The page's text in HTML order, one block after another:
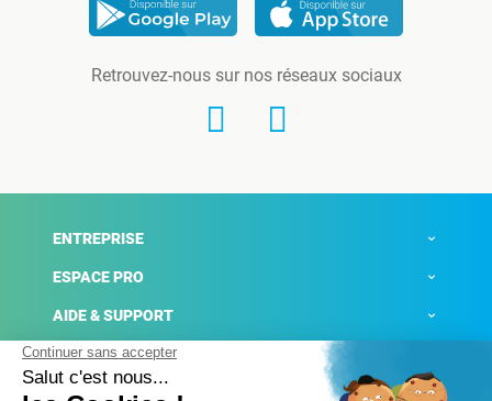
Retrouvez-nous sur nos réseaux sociaux
ENTREPRISE
ESPACE PRO
AIDE & SUPPORT
ACTUALITÉS